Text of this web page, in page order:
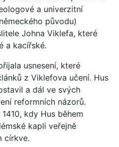
a univerzitní
původu)
Johna Viklefa, které
a kacířské.
usnesení, které
z Viklefova učení. Hus
a dál ve svých
reformních názorů.
kdy Hus během
kapli veřejně
církve.